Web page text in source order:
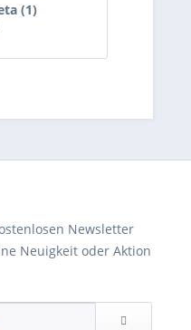
(1)
Newsletter
Neuigkeit oder Aktion